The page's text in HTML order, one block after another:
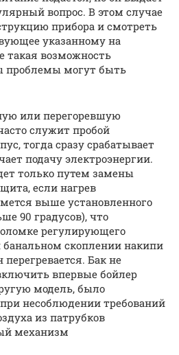
вопрос. В этом случае
прибора и смотреть
указанному на
такая возможность
проблемы могут быть
или перегоревшую
служит пробой
тогда сразу срабатывает
подачу электроэнергии.
только путем замены
если нагрев
выше установленного
90 градусов), что
регулирующего
банальном скоплении накипи
Бак не
впервые бойлер
модель, было
несоблюдении требований
из патрубков
механизм